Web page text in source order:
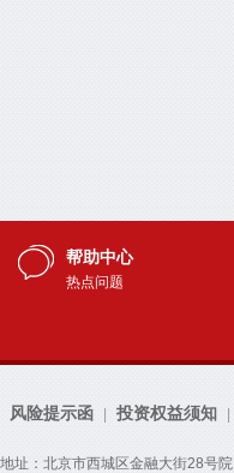
帮助中心
热点问题
风险提示函 投资权益须知
地址：北京市西城区金融大街28号院